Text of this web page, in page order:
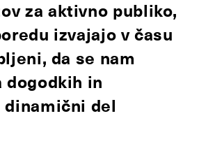
za aktivno publiko,
izvajajo v času
da se nam
dogodkih in
del